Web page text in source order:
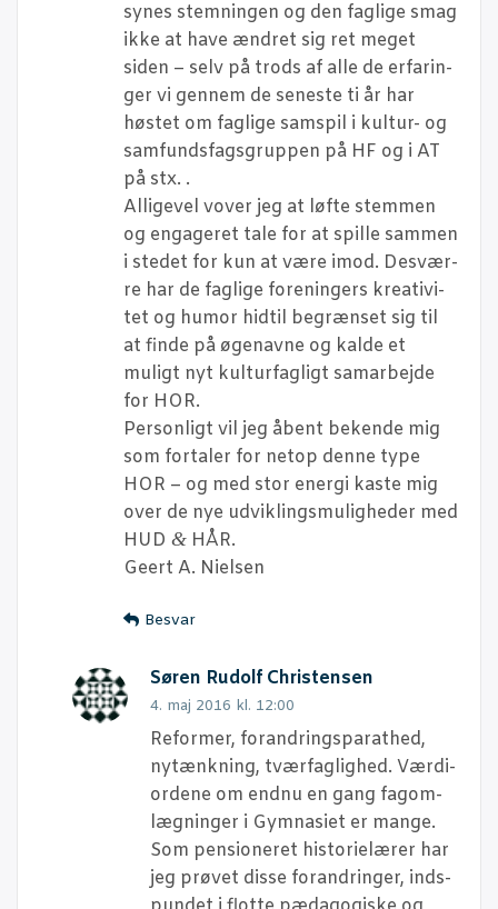
synes stem­nin­gen og den fag­li­ge smag
ikke at have ændret sig ret meget
siden – selv på trods af alle de erfa­rin­
ger vi gen­nem de sene­ste ti år har
høstet om fag­li­ge sam­spil i kul­tur- og
sam­funds­fags­grup­pen på HF og i AT
på stx. .
Alli­ge­vel vover jeg at løf­te stem­men
og enga­ge­ret tale for at spil­le sam­men
i ste­det for kun at være imod. Desvær­
re har de fag­li­ge for­e­nin­gers kre­a­ti­vi­
tet og humor hidtil begræn­set sig til
at fin­de på øge­nav­ne og kal­de et
muligt nyt kul­tur­fag­ligt sam­ar­bej­de
for HOR.
Per­son­ligt vil jeg åbent beken­de mig
som for­ta­ler for net­op den­ne type
HOR – og med stor ener­gi kaste mig
over de nye udvik­lings­mu­lig­he­der med
HUD & HÅR.
Geert A. Nielsen
Besvar
Søren Rudolf Christensen
4. maj 2016 kl. 12:00
Refor­mer, for­an­drings­pa­rat­hed,
nytænk­ning, tvær­fag­lig­hed. Vær­di­
o­r­de­ne om end­nu en gang fag­om­
læg­nin­ger i Gym­na­si­et er man­ge.
Som pen­sio­ne­ret histo­ri­e­læ­rer har
jeg prø­vet dis­se for­an­drin­ger, ind­s­